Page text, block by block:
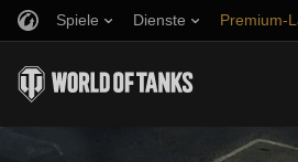
Spiele Dienste Premium-
Musik
Richtlinien zum Fairplay
Wargaming.net Game Center
Ratgeber zu Twitch-Drops
Empfehle einen Freund
Discord
Mod-Hub